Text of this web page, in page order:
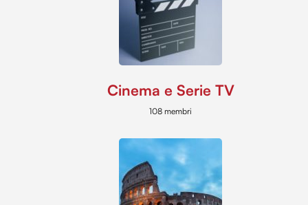
Cinema e Serie TV
108 membri